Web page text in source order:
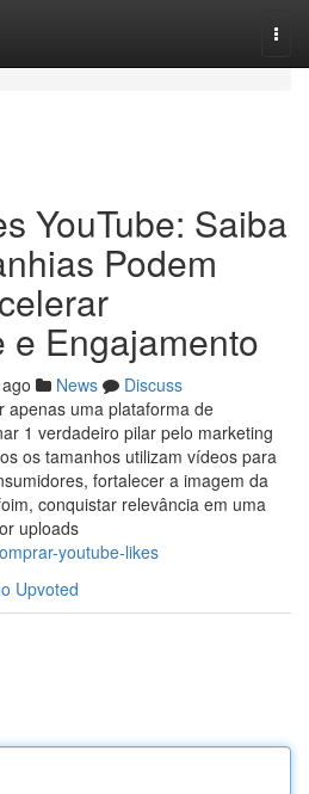
YouTube: Saiba
Podem
Engajamento
News
Discuss
apenas uma plataforma de
1 verdadeiro pilar pelo marketing
os tamanhos utilizam vídeos para
fortalecer a imagem da
conquistar relevância em uma
uploads
youtube-likes
Upvoted